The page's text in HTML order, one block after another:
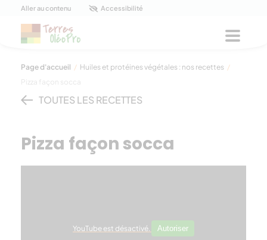
Panneau de gestion des cookies
Aller au contenu Accessibilité
Page d'accueil / Huiles et protéines végétales : nos recettes /
Pizza façon socca
TOUTES LES RECETTES
Pizza façon socca
YouTube est désactivé. Autoriser